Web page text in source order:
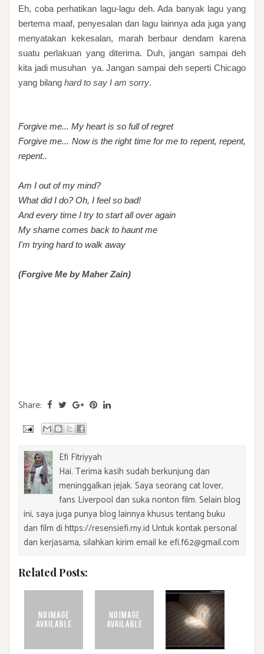
Eh, coba perhatikan lagu-lagu deh. Ada banyak lagu yang
bertema maaf, penyesalan dan lagu lainnya ada juga yang
menyatakan kekesalan, marah berbaur dendam karena
suatu perlakuan yang diterima. Duh, jangan sampai deh
kita jadi musuhan ya. Jangan sampai deh seperti Chicago
yang bilang hard to say I am sorry.
Forgive me... My heart is so full of regret
Forgive me... Now is the right time for me to repent, repent,
repent..
Am I out of my mind?
What did I do? Oh, I feel so bad!
And every time I try to start all over again
My shame comes back to haunt me
I'm trying hard to walk away
(Forgive Me by Maher Zain)
Share:
Efi Fitriyyah
Hai. Terima kasih sudah berkunjung dan
meninggalkan jejak. Saya seorang cat lover,
fans Liverpool dan suka nonton film. Selain blog
ini, saya juga punya blog lainnya khusus tentang buku
dan film di https://resensiefi.my.id Untuk kontak personal
dan kerjasama, silahkan kirim email ke efi.f62@gmail.com
Related Posts: